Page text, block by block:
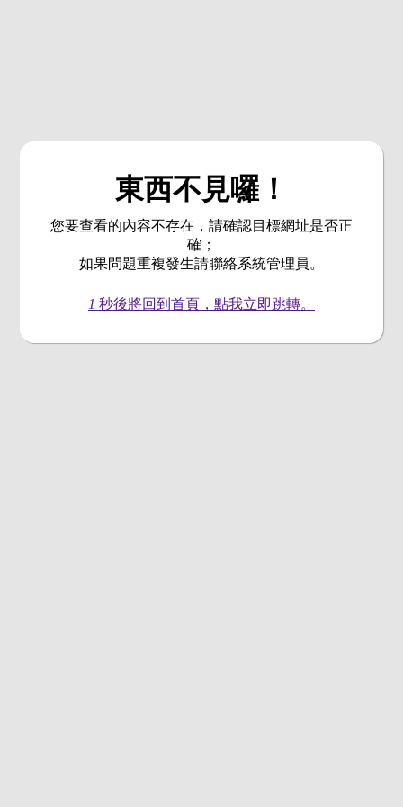
東西不見囉！
您要查看的內容不存在，請確認目標網址是否正
確；
如果問題重複發生請聯絡系統管理員。
1 秒後將回到首頁，點我立即跳轉。